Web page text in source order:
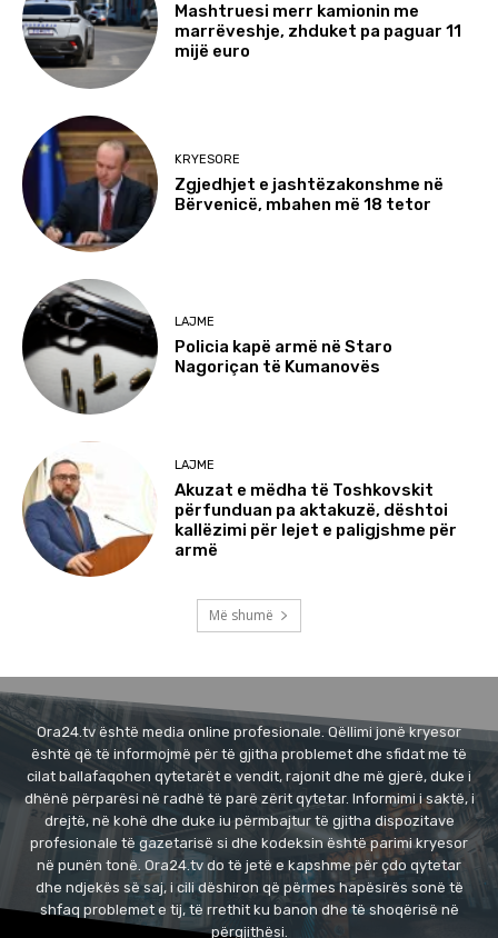
Mashtruesi merr kamionin me
marrëveshje, zhduket pa paguar 11
mijë euro
KRYESORE
Zgjedhjet e jashtëzakonshme në
Bërvenicë, mbahen më 18 tetor
LAJME
Policia kapë armë në Staro
Nagoriçan të Kumanovës
LAJME
Akuzat e mëdha të Toshkovskit
përfunduan pa aktakuzë, dështoi
kallëzimi për lejet e paligjshme për
armë
Më shumë
Ora24.tv është media online profesionale. Qëllimi jonë kryesor
është që të informojmë për të gjitha problemet dhe sfidat me të
cilat ballafaqohen qytetarët e vendit, rajonit dhe më gjerë, duke i
dhënë përparësi në radhë të parë zërit qytetar. Informimi i saktë, i
drejtë, në kohë dhe duke iu përmbajtur të gjitha dispozitave
profesionale të gazetarisë si dhe kodeksin është parimi kryesor
në punën tonë. Ora24.tv do të jetë e kapshme për çdo qytetar
dhe ndjekës së saj, i cili dëshiron që përmes hapësirës sonë të
shfaq problemet e tij, të rrethit ku banon dhe të shoqërisë në
përgjithësi.